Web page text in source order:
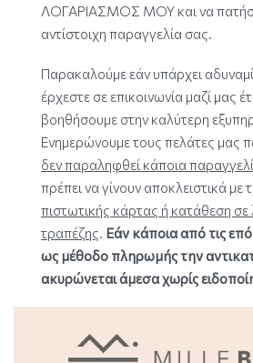
ΛΟΓΑΡΙΑΣΜΟΣ ΜΟΥ και να
αντίστοιχη παραγγελία σας.
Παρακαλούμε εάν υπάρχει
έρχεστε σε επικοινωνία μαζί μας
βοηθήσουμε στην καλύτερη
Ενημερώνουμε τους πελάτες μας
δεν παραληφθεί κάποια
πρέπει να γίνουν αποκλειστικά με
πιστωτικής κάρτας ή κατάθεση
τραπέζης Εάν κάποια από τις
ως μέθοδο πληρωμής την
ακυρώνεται άμεσα χωρίς